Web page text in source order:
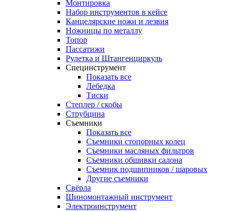
Монтировка
Набор инструментов в кейсе
Канцелярские ножи и лезвия
Ножницы по металлу
Топор
Пассатижи
Рулетка и Штангенциркуль
Специнструмент
Показать все
Лебедка
Тиски
Степлер / скобы
Струбцина
Съемники
Показать все
Съемники стопорных колец
Съемники масляных фильтров
Съемники обшивки салона
Съемник подшипников / шаровых
Другие съемники
Свёрла
Шиномонтажный инструмент
Электроинструмент